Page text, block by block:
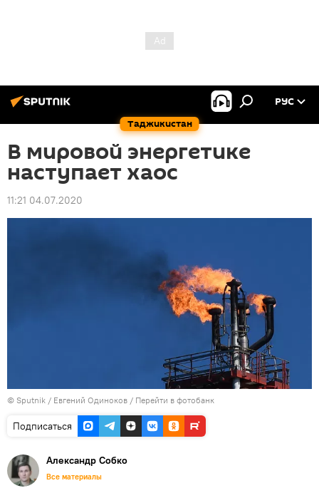
Таджикистан
РУС
В мировой энергетике
наступает хаос
11:21 04.07.2020
© Sputnik / Евгений Одиноков / Перейти в фотобанк
Подписаться
Александр Собко
Все материалы